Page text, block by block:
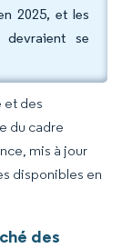
2025, et les
devraient se
et des
du cadre
mis à jour
disponibles en
des